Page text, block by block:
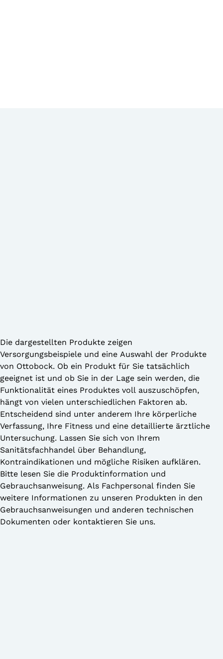
Die dargestellten Produkte zeigen
Versorgungsbeispiele und eine Auswahl der Produkte
von Ottobock. Ob ein Produkt für Sie tatsächlich
geeignet ist und ob Sie in der Lage sein werden, die
Funktionalität eines Produktes voll auszuschöpfen,
hängt von vielen unterschiedlichen Faktoren ab.
Entscheidend sind unter anderem Ihre körperliche
Verfassung, Ihre Fitness und eine detaillierte ärztliche
Untersuchung. Lassen Sie sich von Ihrem
Sanitätsfachhandel über Behandlung,
Kontraindikationen und mögliche Risiken aufklären.
Bitte lesen Sie die Produktinformation und
Gebrauchsanweisung. Als Fachpersonal finden Sie
weitere Informationen zu unseren Produkten in den
Gebrauchsanweisungen und anderen technischen
Dokumenten oder kontaktieren Sie uns.